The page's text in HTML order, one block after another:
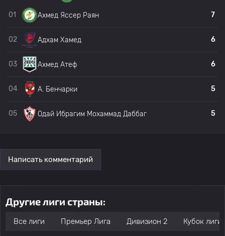
01 Ахмед Яссер Раян 7
02 Адхам Хамед 6
03 Ахмед Атеф 6
04 A. Бенчарки 5
05 Одай Ибрагим Мохаммад Даббаг 5
Написать комментарий
Другие лиги страны:
Все лиги Премьер Лига Дивизион 2 Кубок лиги